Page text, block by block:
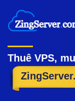
đến
nội
dung
Thuê VPS,